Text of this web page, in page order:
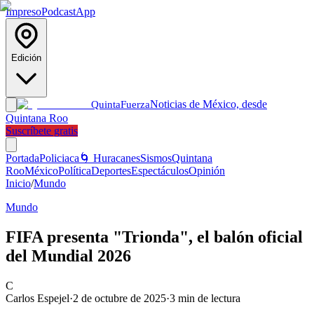
ImpresoPodcastApp
Edición
QuintaFuerzaNoticias de México, desde
Quintana Roo
Suscríbete gratis
PortadaPoliciaca 🌀 HuracanesSismosQuintana
RooMéxicoPolíticaDeportesEspectáculosOpinión
Inicio/Mundo
Mundo
FIFA presenta "Trionda", el balón oficial
del Mundial 2026
C
Carlos Espejel·2 de octubre de 2025·3 min de lectura